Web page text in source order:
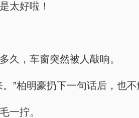
太好啦！
久，车窗突然被人敲响。
。”柏明豪扔下一句话后，也
一拧。